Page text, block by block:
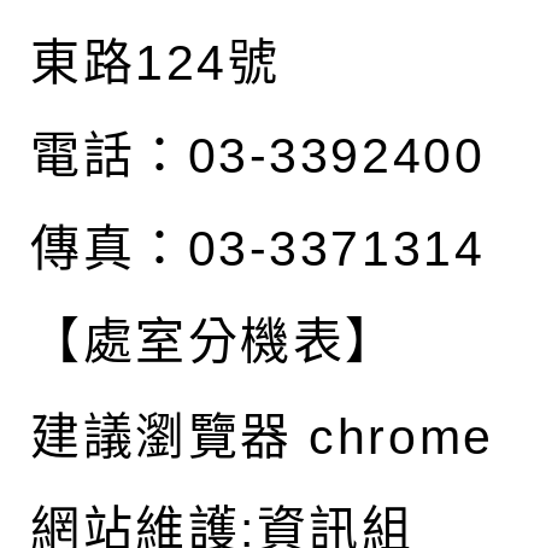
東路124號
電話：03-3392400
傳真：03-3371314
【處室分機表】
建議瀏覽器 chrome
網站維護:資訊組